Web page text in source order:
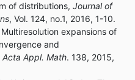
of distributions, Journal of
, Vol. 124, no.1, 2016, 1-10.
expansions of
and
Acta Appl. Math. 138, 2015,